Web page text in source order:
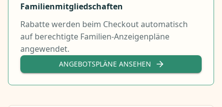
Familienmitgliedschaften
Rabatte werden beim Checkout automatisch
auf berechtigte Familien-Anzeigenpläne
angewendet.
ANGEBOTSPLÄNE ANSEHEN